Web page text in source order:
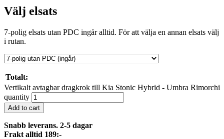
Välj elsats
7-polig elsats utan PDC ingår alltid. För att välja en annan elsats välj
i rutan.
Totalt:
Vertikalt avtagbar dragkrok till Kia Stonic Hybrid - Umbra Rimorchi
quantity
Add to cart
Snabb leverans. 2-5 dagar
Frakt alltid 189:-